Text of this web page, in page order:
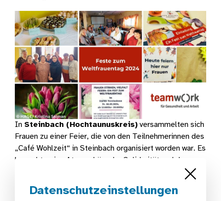
In Steinbach (Hochtaunuskreis) versammelten sich
Frauen zu einer Feier, die von den Teilnehmerinnen des
„Café Wohlzeit“ in Steinbach organisiert worden war. Es
herrschte eine Atmosphäre der Solidarität und des
Bedeutung von Gemeinschaft und Selbstbestimmung
unterstrich. Die anwesenden Frauen präsentierten ihre
Datenschutzeinstellungen